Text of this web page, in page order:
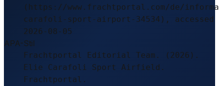
(https://www.frachtportal.com/de/
carafoli-sport-airport-34534), accessed
2026-08-05
APA-Stil
Frachtportal Editorial Team. (2026).
Elie Carafoli Sport Airfield.
Frachtportal.